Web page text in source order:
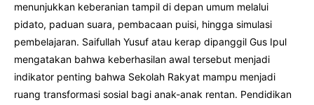
menunjukkan keberanian tampil di depan umum melalui
pidato, paduan suara, pembacaan puisi, hingga simulasi
pembelajaran. Saifullah Yusuf atau kerap dipanggil Gus Ipul
mengatakan bahwa keberhasilan awal tersebut menjadi
indikator penting bahwa Sekolah Rakyat mampu menjadi
ruang transformasi sosial bagi anak-anak rentan. Pendidikan